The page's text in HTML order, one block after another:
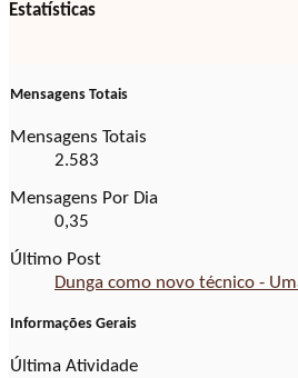
Estatísticas
Mensagens Totais
Mensagens Totais
2.583
Mensagens Por Dia
0,35
Último Post
Dunga como novo técnico -
Informações Gerais
Última Atividade